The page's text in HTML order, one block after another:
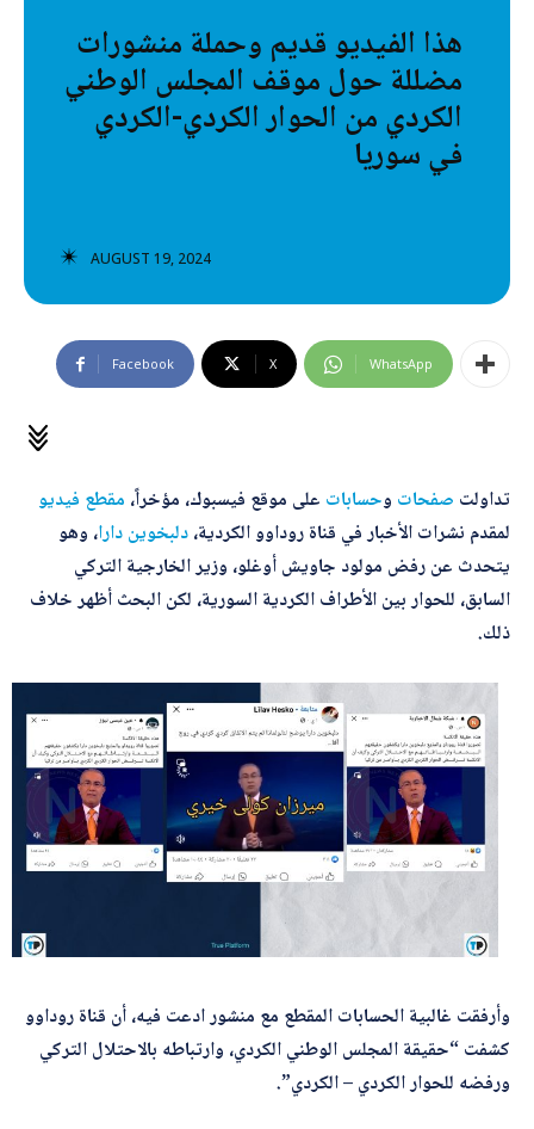
تصنيفات إضافية
المعلومات الخاطئة
المعلومات المضللة
الموضوع*
و
مضللة حول موقف المجلس الوطني
الكردي من الحوار الكردي-الكردي
في سوريا
AUGUST 19, 2024
Facebook X WhatsApp
تداولت صفحات وحسابات على موقع فيسبوك، مؤخراً، مقطع فيديو
لمقدم نشرات الأخبار في قناة روداوو الكردية،دلبخوين دارا، وهو
يتحدث عن رفض مولود جاويش أوغلو، وزير الخارجية التركي
السابق، للحوار بين الأطراف الكردية السورية، لكن البحث أظهر خلاف
ذلك.
وأرفقت غالبية الحسابات المقطع مع منشور ادعت فيه، أن قناة روداوو
كشفت “حقيقة المجلس الوطني الكردي، وارتباطه بالاحتلال التركي
ورفضه للحوار الكردي – الكردي”.